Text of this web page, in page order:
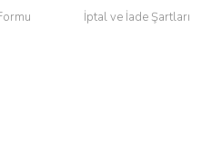
diğer sitelerden daha pahalı.
benzer farklı alternatifler olmalı.
İptal ve İade Şartları